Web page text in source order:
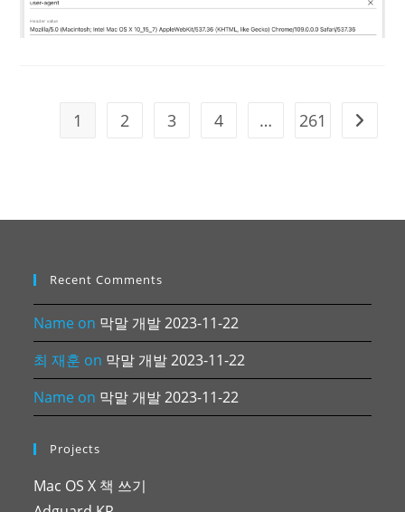
1 2 3 4 … 261 Go to
Recent Comments
Name on 막말 개발 2023-11-22
최 재훈 on 막말 개발 2023-11-22
Name on 막말 개발 2023-11-22
Projects
Mac OS X 책 쓰기